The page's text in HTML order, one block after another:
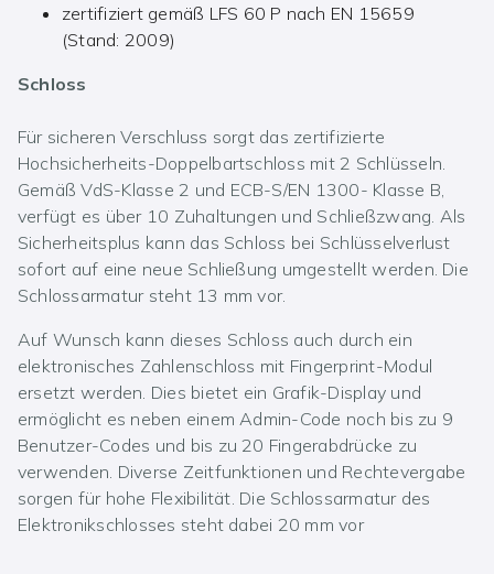
zertifiziert gemäß LFS 60 P nach EN 15659
(Stand: 2009)
Schloss
Für sicheren Verschluss sorgt das zertifizierte
Hochsicherheits-Doppelbartschloss mit 2 Schlüsseln.
Gemäß VdS-Klasse 2 und ECB-S/EN 1300- Klasse B,
verfügt es über 10 Zuhaltungen und Schließzwang. Als
Sicherheitsplus kann das Schloss bei Schlüsselverlust
sofort auf eine neue Schließung umgestellt werden. Die
Schlossarmatur steht 13 mm vor.
Auf Wunsch kann dieses Schloss auch durch ein
elektronisches Zahlenschloss mit Fingerprint-Modul
ersetzt werden. Dies bietet ein Grafik-Display und
ermöglicht es neben einem Admin-Code noch bis zu 9
Benutzer-Codes und bis zu 20 Fingerabdrücke zu
verwenden. Diverse Zeitfunktionen und Rechtevergabe
sorgen für hohe Flexibilität. Die Schlossarmatur des
Elektronikschlosses steht dabei 20 mm vor